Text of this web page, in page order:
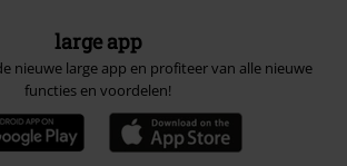
large app
nieuwe large app en profiteer van alle nieuwe
functies en voordelen!